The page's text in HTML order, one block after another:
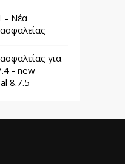
- Νέα
για
- new
8.7.5